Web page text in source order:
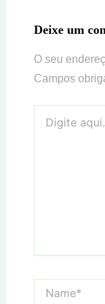
Deixe um
O seu
Campos
aqui...